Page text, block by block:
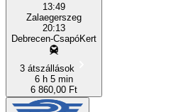
13:49
Zalaegerszeg
20:13
Debrecen-CsapóKert
3 átszállások
6 h 5 min
6 860,00 Ft